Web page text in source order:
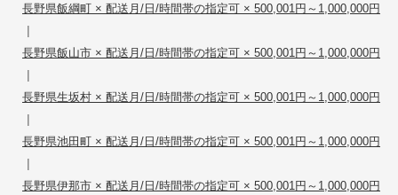
長野県飯綱町 × 配送月/日/時間帯の指定可 × 500,001円～1,000,000円
|
長野県飯山市 × 配送月/日/時間帯の指定可 × 500,001円～1,000,000円
|
長野県生坂村 × 配送月/日/時間帯の指定可 × 500,001円～1,000,000円
|
長野県池田町 × 配送月/日/時間帯の指定可 × 500,001円～1,000,000円
|
長野県伊那市 × 配送月/日/時間帯の指定可 × 500,001円～1,000,000円